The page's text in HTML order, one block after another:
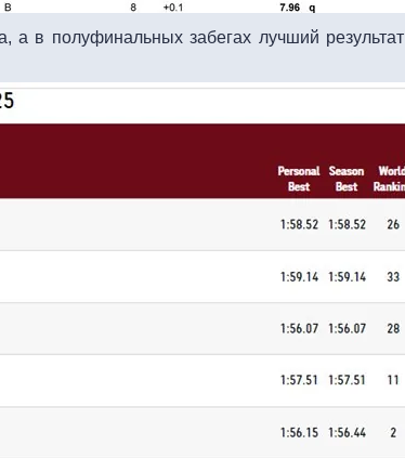
а в полуфинальных забегах лучший результат